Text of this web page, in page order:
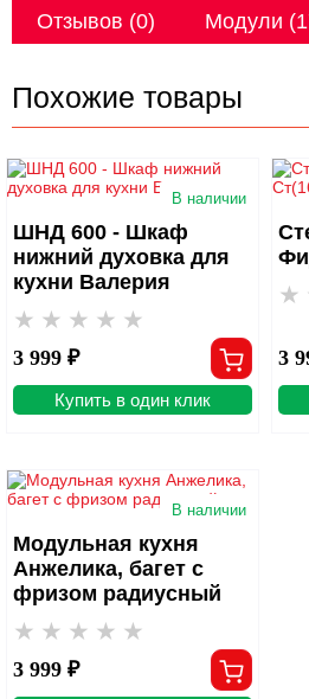
Отзывов (0)
Модули
Похожие товары
В наличии
ШНД 600 - Шкаф
нижний духовка для
кухни Валерия
3 999 ₽
Купить в один клик
3
В наличии
Модульная кухня
Анжелика, багет с
фризом радиусный
3 999 ₽